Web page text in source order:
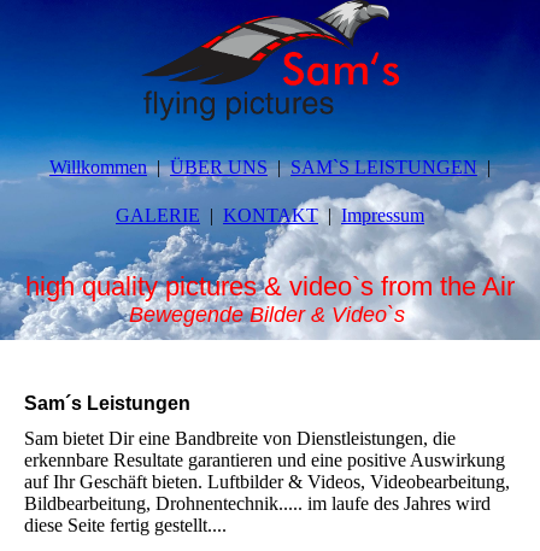
Willkommen ÜBER UNS SAM`S LEISTUNGEN
GALERIE KONTAKT Impressum
high quality pictures & video`s from the Air
Bewegende Bilder & Video`s
Sam´s Leistungen
Sam bietet Dir eine Bandbreite von Dienstleistungen, die
erkennbare Resultate garantieren und eine positive Auswirkung
auf Ihr Geschäft bieten. Luftbilder & Videos, Videobearbeitung,
Bildbearbeitung, Drohnentechnik..... im laufe des Jahres wird
diese Seite fertig gestellt....